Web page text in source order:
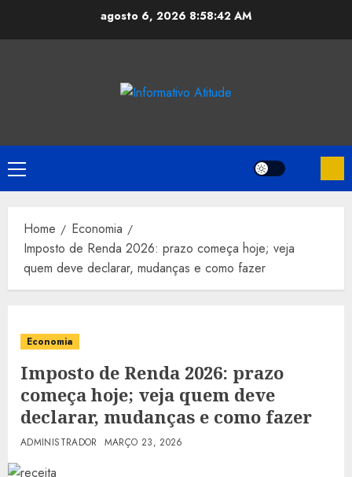
agosto 6, 2026 8:58:43 AM
Primary
Menu
Home
Economia
Imposto de Renda 2026: prazo começa hoje; veja
quem deve declarar, mudanças e como fazer
Economia
Imposto de Renda 2026: prazo
começa hoje; veja quem deve
declarar, mudanças e como fazer
ADMINISTRADOR MARÇO 23, 2026